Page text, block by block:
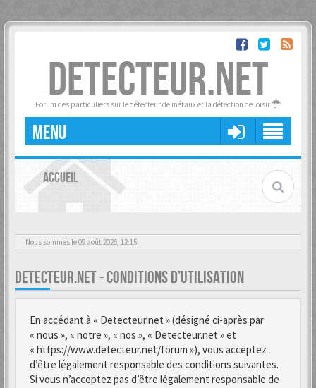
DETECTEUR.NET
Forum des particuliers sur le détecteur de métaux et la détection de loisir
MENU
ACCUEIL
Nous sommes le 09 août 2026, 12:15
DETECTEUR.NET - CONDITIONS D’UTILISATION
En accédant à « Detecteur.net » (désigné ci-après par
« nous », « notre », « nos », « Detecteur.net » et
« https://www.detecteur.net/forum »), vous acceptez
d’être légalement responsable des conditions suivantes.
Si vous n’acceptez pas d’être légalement responsable de